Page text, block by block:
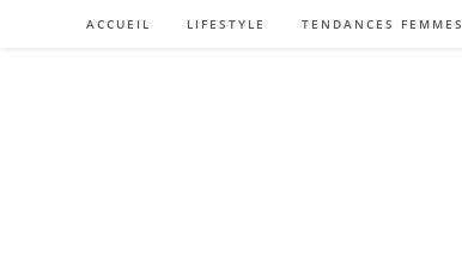
ACCUEIL LIFESTYLE TENDANCES FEMMES